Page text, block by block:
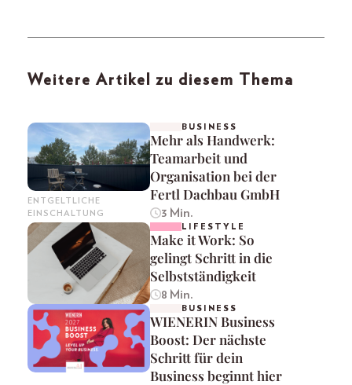
Weitere Artikel zu diesem Thema
ENTGELTLICHE
EINSCHALTUNG
BUSINESS
Mehr als Handwerk:
Teamarbeit und
Organisation bei der
Fertl Dachbau GmbH
3 Min.
LIFESTYLE
Make it Work: So
gelingt Schritt in die
Selbstständigkeit
8 Min.
BUSINESS
WIENERIN Business
Boost: Der nächste
Schritt für dein
Business beginnt hier